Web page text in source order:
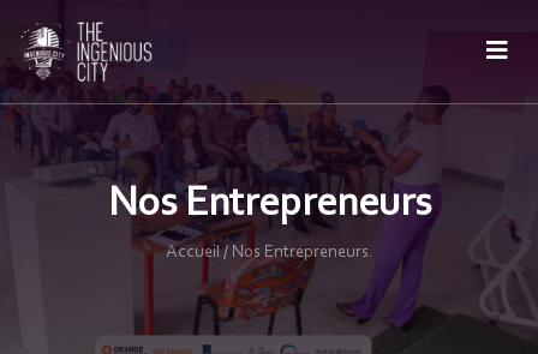
Nos Entrepreneurs
Accueil / Nos Entrepreneurs.